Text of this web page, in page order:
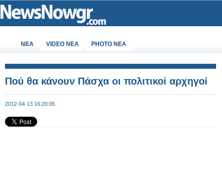
ΝΕΑ VIDEO NEA PHOTO NEA
Πού θα κάνουν Πάσχα οι πολιτικοί αρχηγοί
2012-04-13 16:20:05